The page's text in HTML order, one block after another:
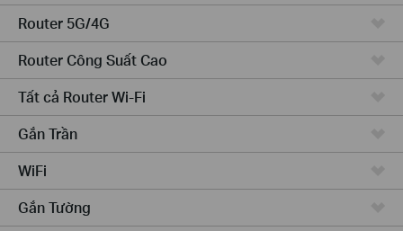
Router 5G/4G
Router Công Suất Cao
Tất cả Router Wi-Fi
Gắn Trần
WiFi
Gắn Tường